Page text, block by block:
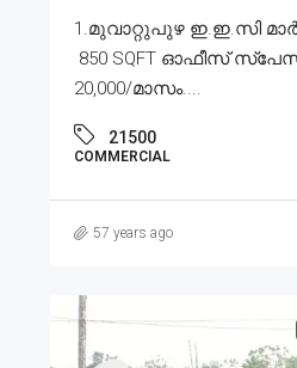
1.മുവാറ്റുപുഴ ഇ.ഇ.സി
850 SQFT ഓഫീസ്
20,000/മാസം....
21500
COMMERCIAL
57 years ago